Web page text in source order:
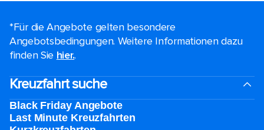
*Für die Angebote gelten besondere
Angebotsbedingungen. Weitere Informationen dazu
finden Sie hier..
Kreuzfahrt suche
Black Friday Angebote
Last Minute Kreuzfahrten